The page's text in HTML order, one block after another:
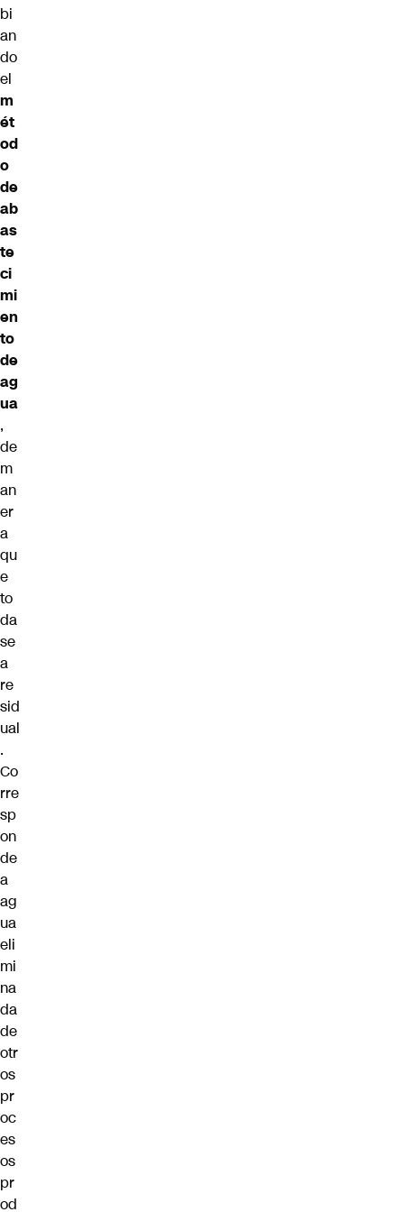
bi
an
do
el
m
ét
od
o
de
ab
as
te
ci
mi
en
to
de
ag
ua
,
de
m
an
er
a
qu
e
to
da
se
a
re
sid
ual
.
Co
rre
sp
on
de
a
ag
ua
eli
mi
na
da
de
otr
os
pr
oc
es
os
pr
od